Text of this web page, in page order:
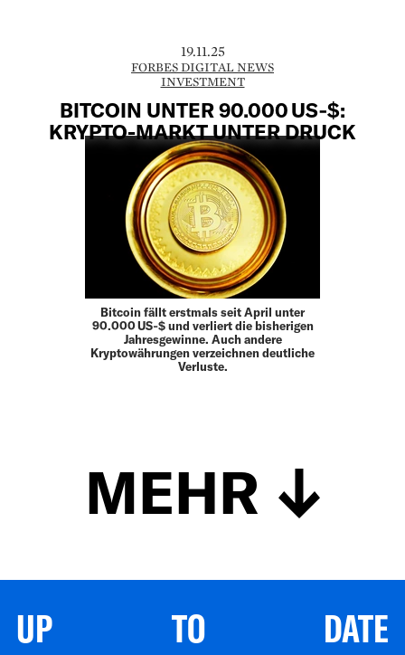
19.11.25
FORBES DIGITAL NEWS
INVESTMENT
BITCOIN UNTER 90.000 US‑$:
KRYPTO-MARKT UNTER DRUCK
Bitcoin fällt erstmals seit April unter
90.000 US‑$ und verliert die bisherigen
Jahresgewinne. Auch andere
Kryptowährungen verzeichnen deutliche
Verluste.
MEHR
UP TO DATE